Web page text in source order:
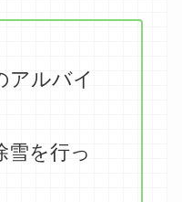
アルバイ
雪を行っ